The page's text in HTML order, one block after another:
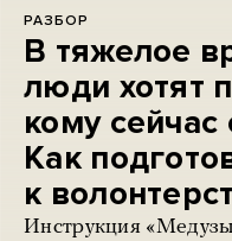
РАЗБОР
В тяжелое
люди хотят
кому сейчас
Как
к
Инструкция